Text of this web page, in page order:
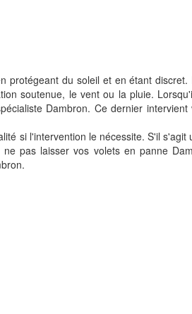
protégeant du soleil et en étant discret.
soutenue, le vent ou la pluie.
Dambron. Ce dernier intervient
si l'intervention le nécessite. S'il s'agit
pas laisser vos volets en panne